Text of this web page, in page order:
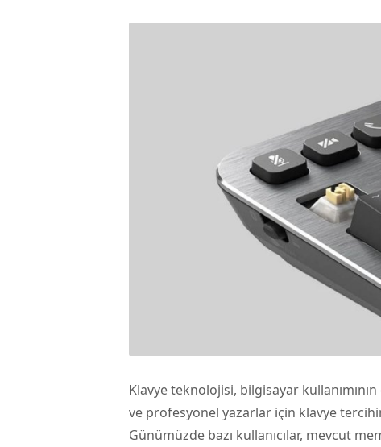
Klavyeteknolojisi, bilgisayar
ve profesyonel yazarlar için klavye
Günümüzde bazı kullanıcılar, mevcut